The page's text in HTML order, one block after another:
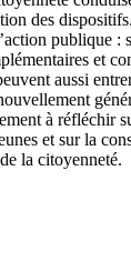
des
publique :
et
aussi
à réfléchir
et sur la
la citoyenneté.